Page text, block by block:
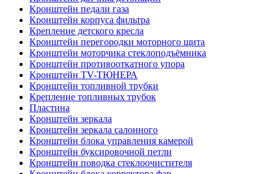
Кронштейн педали газа
Кронштейн корпуса фильтра
Крепление детского кресла
Кронштейн перегородки моторного щита
Кронштейн моторчика стеклоподъёмника
Кронштейн противооткатного упора
Кронштейн TV-ТЮНЕРА
Кронштейн топливной трубки
Крепление топливных трубок
Пластина
Кронштейн зеркала
Кронштейн зеркала салонного
Кронштейн блока управления камерой
Кронштейн буксировочной петли
Кронштейн поводка стеклоочистителя